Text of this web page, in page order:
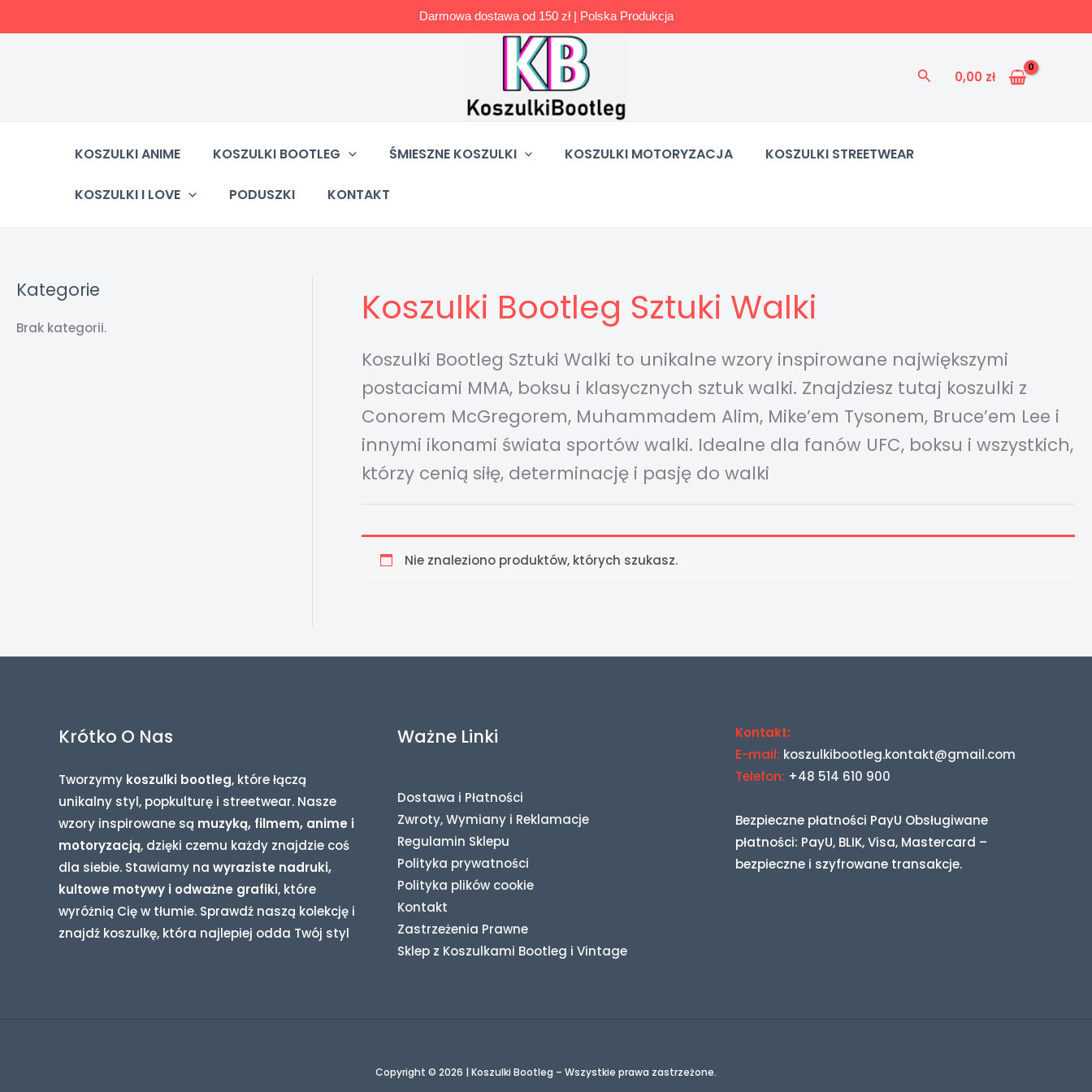
Darmowa dostawa od 150 zł | Polska Produkcja
Szukaj0,00 zł
KOSZULKI ANIME KOSZULKI BOOTLEG ŚMIESZNE KOSZULKI KOSZULKI MOTORYZACJA KOSZULKI STREETWEAR
KOSZULKI I LOVE PODUSZKI KONTAKT
Kategorie
Brak kategorii. Koszulki Bootleg Sztuki Walki
Koszulki Bootleg Sztuki Walki to unikalne wzory inspirowane największymi
postaciami MMA, boksu i klasycznych sztuk walki. Znajdziesz tutaj koszulki z
Conorem McGregorem, Muhammadem Alim, Mike’em Tysonem, Bruce’em Lee i
innymi ikonami świata sportów walki. Idealne dla fanów UFC, boksu i wszystkich,
którzy cenią siłę, determinację i pasję do walki
Nie znaleziono produktów, których szukasz.
Krótko O Nas
Tworzymy koszulki bootleg, które łączą
unikalny styl, popkulturę i streetwear. Nasze
wzory inspirowane są muzyką, filmem, anime i
motoryzacją, dzięki czemu każdy znajdzie coś
dla siebie. Stawiamy na wyraziste nadruki,
kultowe motywy i odważne grafiki, które
wyróżnią Cię w tłumie. Sprawdź naszą kolekcję i
znajdź koszulkę, która najlepiej odda Twój styl
Ważne Linki
Dostawa i Płatności
Zwroty, Wymiany i Reklamacje
Regulamin Sklepu
Polityka prywatności
Polityka plików cookie
Kontakt
Zastrzeżenia Prawne
Sklep z Koszulkami Bootleg i Vintage
Kontakt:
E-mail: koszulkibootleg.kontakt@gmail.com
Telefon: +48 514 610 900
Bezpieczne płatności PayU Obsługiwane
płatności: PayU, BLIK, Visa, Mastercard –
bezpieczne i szyfrowane transakcje.
Copyright © 2026 | Koszulki Bootleg – Wszystkie prawa zastrzeżone.